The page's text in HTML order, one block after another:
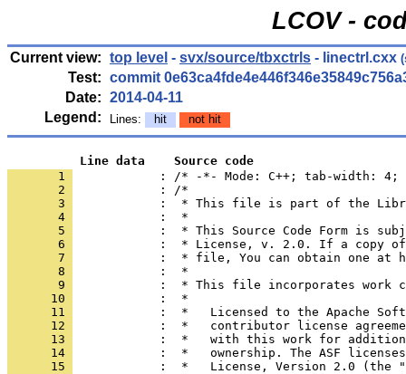
LCOV -
Current view: top level - svx/source/tbxctrls - linectrl.cxx
Test: commit
Date: 2014-04-11
Legend:
Lines: hit not hit
          Line data    Source code
       1
: /* -*- Mode: C++; tab-width:
       2
       3
       4
       5
       6
       7
       8
       9
      10
      11
      12
      13
      14
      15